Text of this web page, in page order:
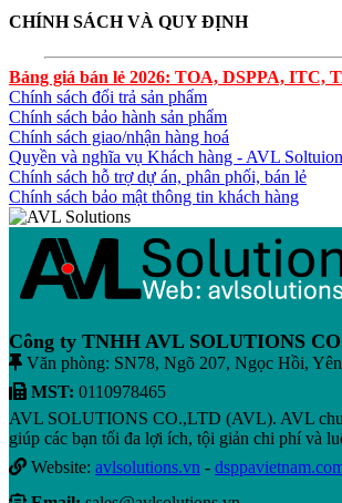
CHÍNH SÁCH VÀ QUY ĐỊNH
Bảng giá bán lẻ 2026: TOA, DSPPA, ITC,
Chính sách đổi trả sản phẩm
Chính sách bảo hành sản phẩm
Chính sách giao/nhận hàng hoá
Quyền và nghĩa vụ Khách hàng - AVL
Chính sách hỗ trợ dự án, phân phối, bán lẻ
Chính sách bảo mật thông tin khách hàng
Công ty TNHH AVL SOLUTIONS
Văn phòng: SN78, Ngõ 207, Ngọc Hồi,
MST: 0110978465
AVL SOLUTIONS CO.,LTD (AVL). AVL
giúp các bạn tối đa lợi ích, tội giản chi phí và
Website: avlsolutions.vn -